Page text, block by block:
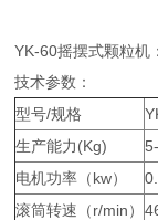
YK-60摇摆式颗粒机：
技术参数：
型号/规格
生产能力(Kg)
电机功率（kw）
滚筒转速（r/min）